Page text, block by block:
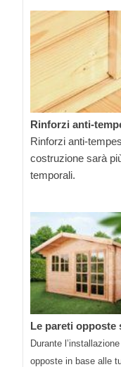
Rinforzi anti-
Rinforzi anti-
costruzione sarà
temporali.
Le pareti opposte
Durante
opposte in base alle